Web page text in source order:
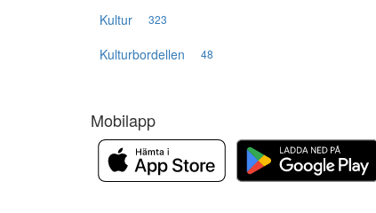
Kultur 323
Kulturbordellen 48
Mobilapp